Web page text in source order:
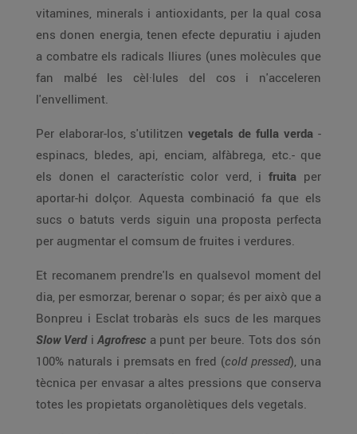
vitamines, minerals i antioxidants, per la qual cosa
ens donen energia, tenen efecte depuratiu i ajuden
a combatre els radicals lliures (unes molècules que
fan malbé les cèl·lules del cos i n'acceleren
l'envelliment.
Per elaborar-los, s'utilitzen vegetals de fulla verda -
espinacs, bledes, api, enciam, alfàbrega, etc.- que
els donen el característic color verd, i fruita per
aportar-hi dolçor. Aquesta combinació fa que els
sucs o batuts verds siguin una proposta perfecta
per augmentar el comsum de fruites i verdures.
Et recomanem prendre'ls en qualsevol moment del
dia, per esmorzar, berenar o sopar; és per això que a
Bonpreu i Esclat trobaràs els sucs de les marques
Slow Verdi Agrofresc a punt per beure. Tots dos són
100% naturals i premsats en fred (cold pressed), una
tècnica per envasar a altes pressions que conserva
totes les propietats organolètiques dels vegetals.